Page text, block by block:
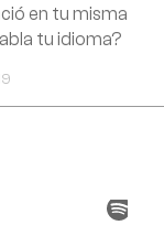
en tu misma
tu idioma?